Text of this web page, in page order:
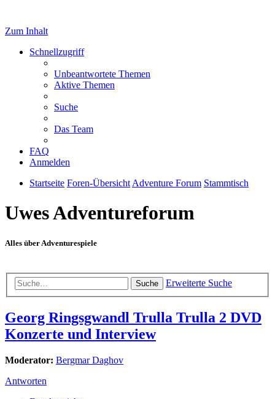
Zum Inhalt
Schnellzugriff
Unbeantwortete Themen
Aktive Themen
Suche
Das Team
FAQ
Anmelden
Startseite Foren-Übersicht Adventure Forum Stammtisch
Uwes Adventureforum
Alles über Adventurespiele
Suche Erweiterte Suche
Georg Ringsgwandl Trulla Trulla 2 DVD
Konzerte und Interview
Moderator: Bergmar Daghov
Antworten